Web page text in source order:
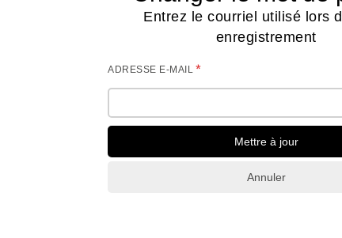
Entrez le courriel utilisé lors
enregistrement
ADRESSE E-MAIL *